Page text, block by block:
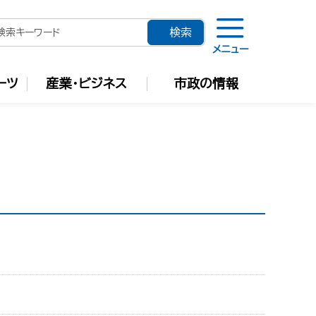
メニュー
ツ 産業・ビジネス 市政の情報